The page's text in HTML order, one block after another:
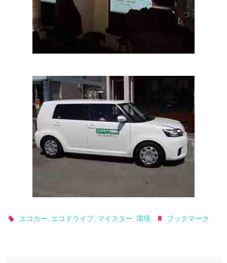
エコカー, エコドライブ, マイスター,環境. ブックマーク.